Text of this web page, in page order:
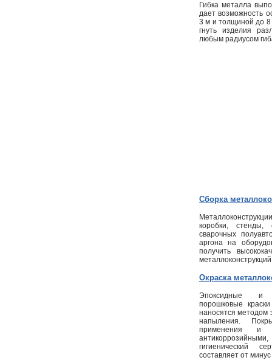
Гибка металла
дает возможность
3 м и толщиной до
гнуть изделия
любым радиусом
Сборка
коробки, стенды,
сварочных
аргона на
получить
Окраска
Эпоксидные и
порошковые
наносятся методом
напыления.
применения и
гигиенический
составляет от